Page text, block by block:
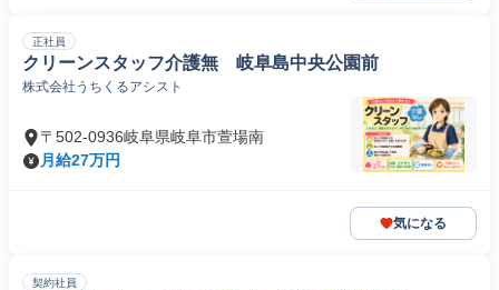
正社員
クリーンスタッフ介護無 岐阜島中央公園前
株式会社うちくるアシスト
〒502-0936岐阜県岐阜市萱場南
月給27万円
気になる
契約社員